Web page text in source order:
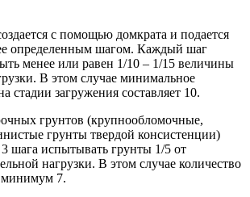
с помощью домкрата и подается
определенным шагом. Каждый шаг
менее или равен 1/10 – 1/15 величины
В этом случае минимальное
стадии загружения составляет 10.
грунтов (крупнообломочные,
грунты твердой консистенции)
шага испытывать грунты 1/5 от
нагрузки. В этом случае количество
минимум 7.